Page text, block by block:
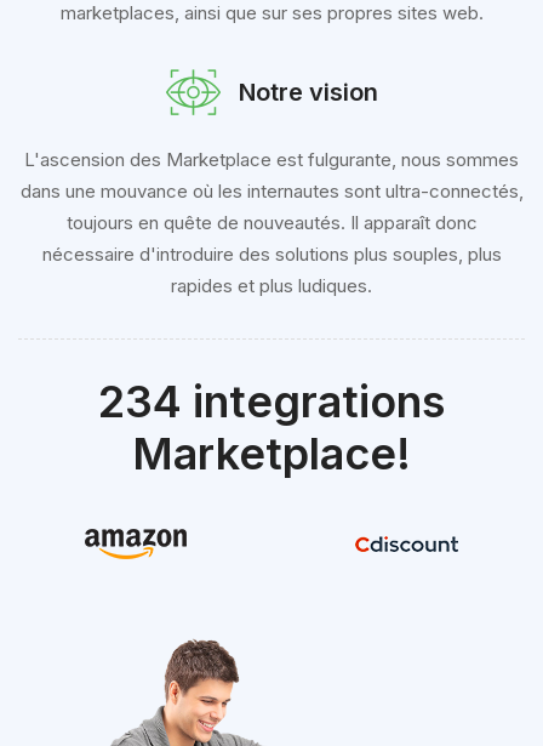
marketplaces, ainsi que sur ses propres sites web.
Notre vision
L'ascension des Marketplace est fulgurante, nous sommes
dans une mouvance où les internautes sont ultra-connectés,
toujours en quête de nouveautés. Il apparaît donc
nécessaire d'introduire des solutions plus souples, plus
rapides et plus ludiques.
234 integrations
Marketplace!